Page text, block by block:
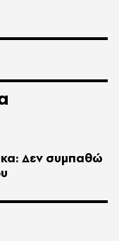
Δεν συμπαθώ